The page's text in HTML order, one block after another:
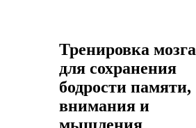
Тренировка мозга
для сохранения
бодрости памяти,
внимания и
мышления